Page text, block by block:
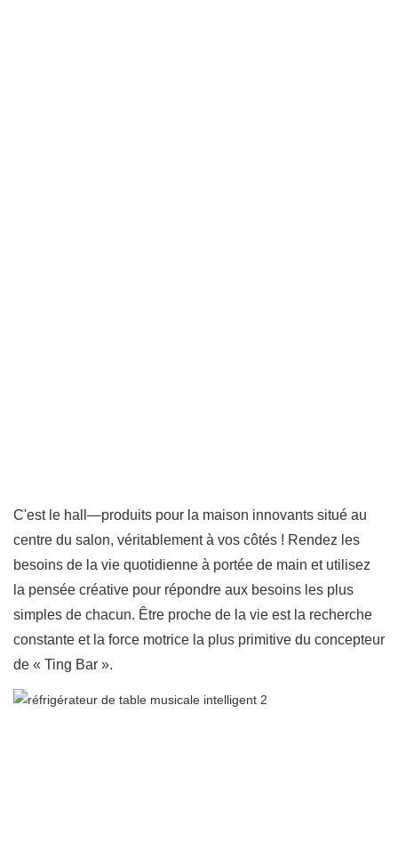
C'est le hall—produits pour la maison innovants situé au
centre du salon, véritablement à vos côtés ! Rendez les
besoins de la vie quotidienne à portée de main et utilisez
la pensée créative pour répondre aux besoins les plus
simples de chacun. Être proche de la vie est la recherche
constante et la force motrice la plus primitive du concepteur
de « Ting Bar ».